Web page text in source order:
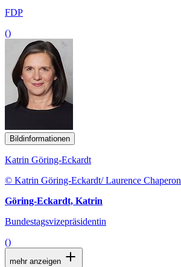
FDP
()
Bildinformationen
Katrin Göring-Eckardt
© Katrin Göring-Eckardt/ Laurence Chaperon
Göring-Eckardt, Katrin
Bundestagsvizepräsidentin
()
mehr anzeigen